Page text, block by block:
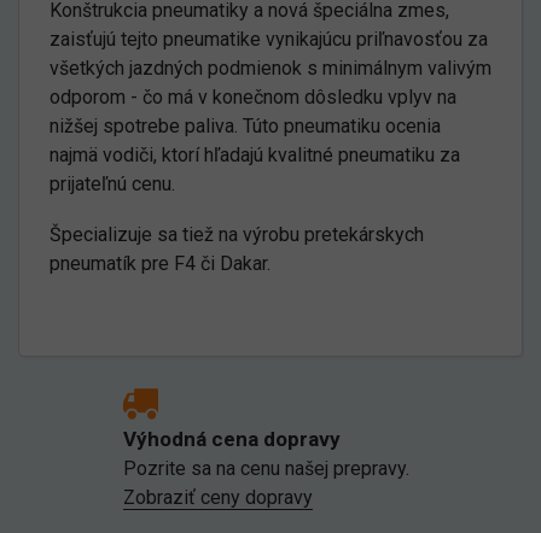
Konštrukcia pneumatiky a nová špeciálna zmes,
zaisťujú tejto pneumatike vynikajúcu priľnavosťou za
všetkých jazdných podmienok s minimálnym valivým
odporom - čo má v konečnom dôsledku vplyv na
nižšej spotrebe paliva. Túto pneumatiku ocenia
najmä vodiči, ktorí hľadajú kvalitné pneumatiku za
prijateľnú cenu.
Špecializuje sa tiež na výrobu pretekárskych
pneumatík pre F4 či Dakar.
Výhodná cena dopravy
Pozrite sa na cenu našej prepravy.
Zobraziť ceny dopravy